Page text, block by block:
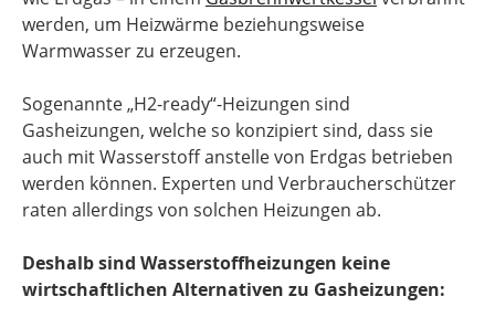
werden, um Heizwärme beziehungsweise
Warmwasser zu erzeugen.
Sogenannte „H2-ready“-Heizungen sind
Gasheizungen, welche so konzipiert sind, dass sie
auch mit Wasserstoff anstelle von Erdgas betrieben
werden können. Experten und Verbraucherschützer
raten allerdings von solchen Heizungen ab.
Deshalb sind Wasserstoffheizungen keine
wirtschaftlichen Alternativen zu Gasheizungen: